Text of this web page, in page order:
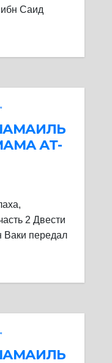
ибн Саид
АТ-
2 Двести
Ваки передал